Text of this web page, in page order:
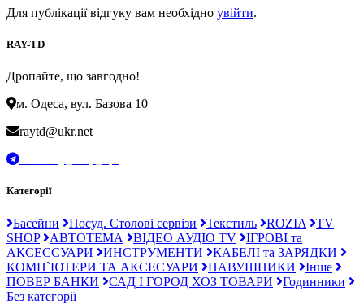
Для публікації відгуку вам необхідно увійти.
RAY-TD
Дропайте, що завгодно!
м. Одеса, вул. Базова 10
raytd@ukr.net
Категорії
Басейни Посуд. Столові сервізи Текстиль ROZIA
TV
SHOP
АВТОТЕМА ВІДЕО АУДІО TV
ІГРОВІ та
АКСЕССУАРИ
ИНСТРУМЕНТИ
КАБЕЛІ та ЗАРЯДКИ
КОМП`ЮТЕРИ ТА АКСЕСУАРИ
НАВУШНИКИ
Інше
ПОВЕР БАНКИ
САД І ГОРОД ХОЗ ТОВАРИ
Годинники
Без категорії